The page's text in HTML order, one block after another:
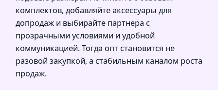
комплектов, добавляйте аксессуары для
допродаж и выбирайте партнера с
прозрачными условиями и удобной
коммуникацией. Тогда опт становится не
разовой закупкой, а стабильным каналом роста
продаж.